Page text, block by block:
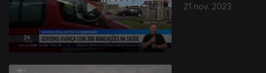
21 nov. 2023